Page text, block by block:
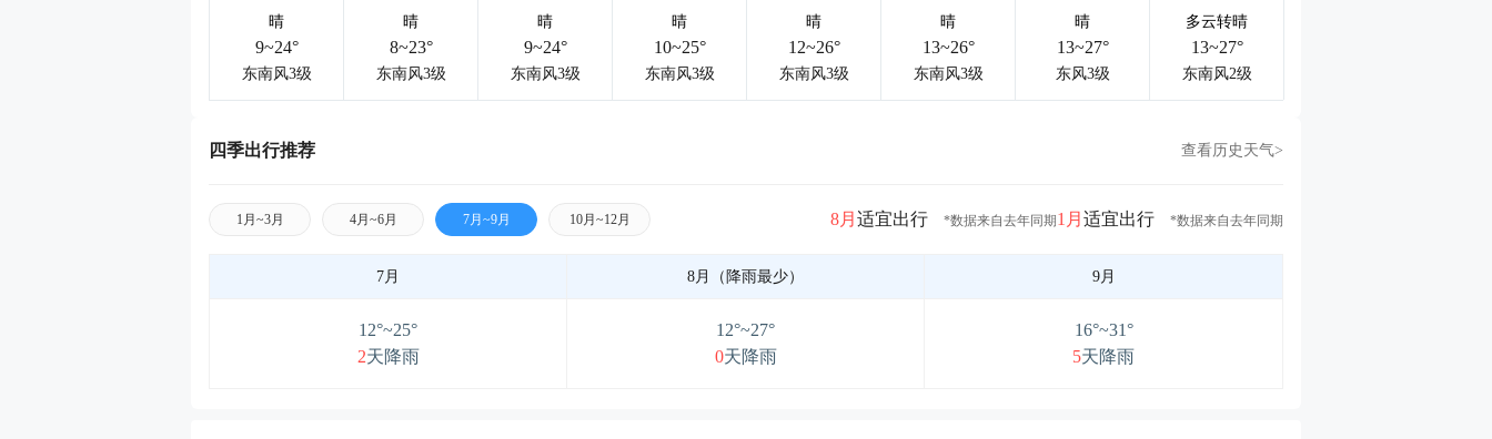
晴
9~24°
东南风3级
晴
8~23°
东南风3级
晴
9~24°
东南风3级
晴
10~25°
东南风3级
晴
12~26°
东南风3级
晴
13~26°
东南风3级
晴
13~27°
东风3级
多云转晴
13~27°
东南风2级
四季出行推荐 查看历史天气>
1月~3月 4月~6月 7月~9月 10月~12月 1月 适宜出行 *数据来自去年同期
8月 适宜出行 *数据来自去年同期
7月 8月（降雨最少） 9月
12°~25°
2天降雨
12°~27°
0天降雨
16°~31°
5天降雨